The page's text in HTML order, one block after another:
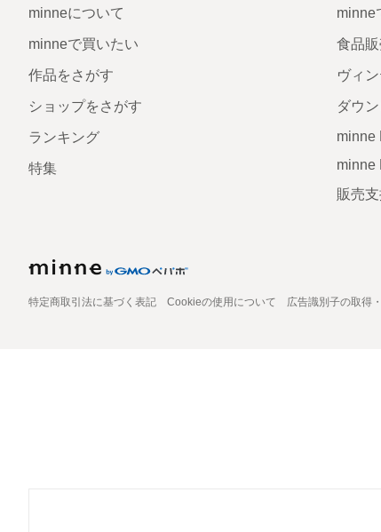
minneについて
minneで買いたい
作品をさがす
ショップをさがす
ランキング
特集
minne
食品
ヴィ
ダウ
minne
minne
販売
特定商取引法に基づく表記 Cookieの使用について 広告識別子の取得